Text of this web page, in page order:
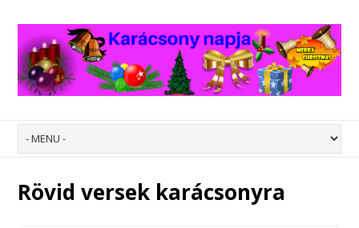
Rövid versek karácsonyra